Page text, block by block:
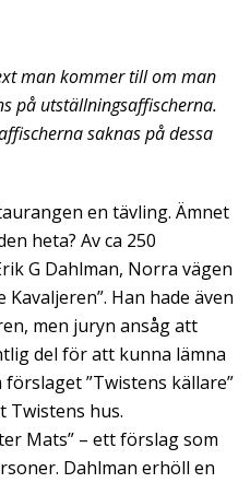
man kommer till om man
på utställningsaffischerna.
saknas på dessa
en tävling. Ämnet
heta? Av ca 250
G Dahlman, Norra vägen
Han hade även
men juryn ansåg att
del för att kunna lämna
”Twistens källare”
Twistens hus.
Mats” – ett förslag som
Dahlman erhöll en